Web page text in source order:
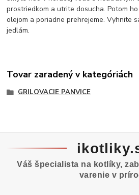
prostriedkom a utrite dosucha. Potom
olejom a poriadne prehrejeme. Vyhnite
jedlám.
Tovar zaradený v kategóriách
GRILOVACIE PANVICE
Váš špecialista na kotlíky,
varenie v